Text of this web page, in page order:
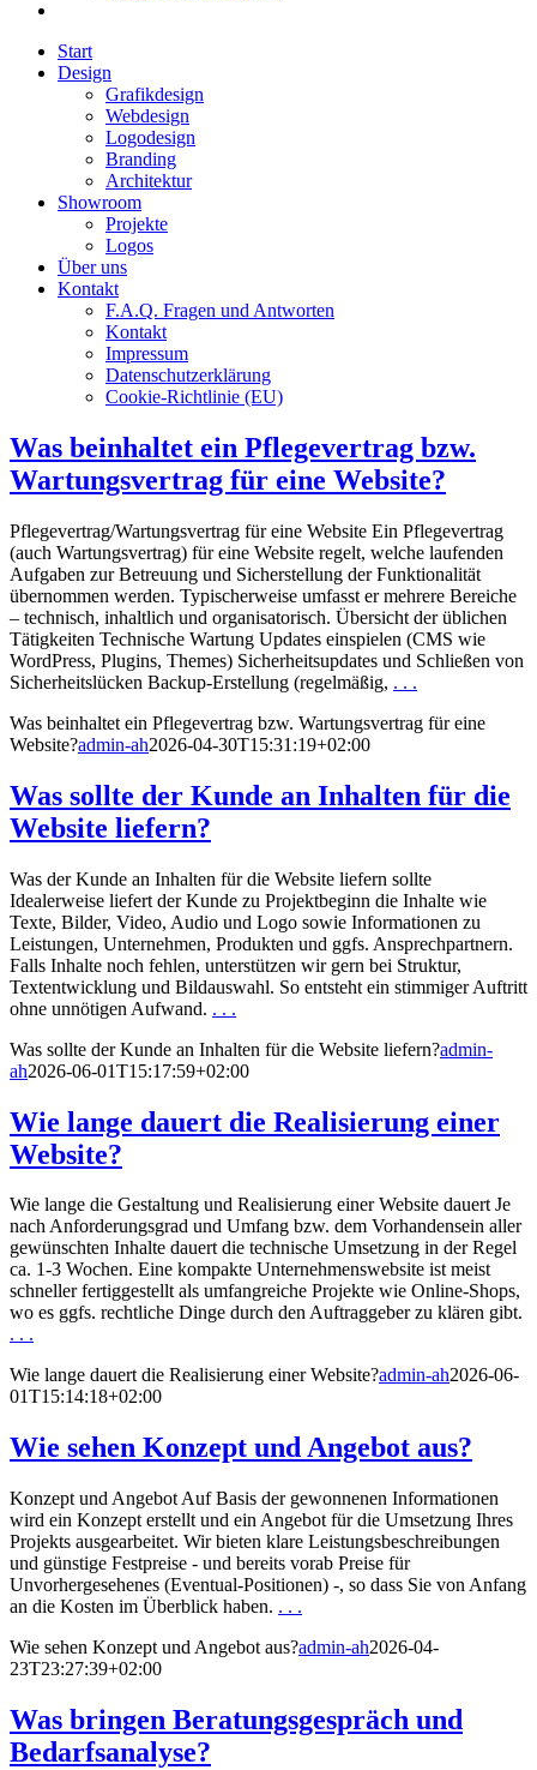
Start
Design
Grafikdesign
Webdesign
Logodesign
Branding
Architektur
Showroom
Projekte
Logos
Über uns
Kontakt
F.A.Q. Fragen und Antworten
Kontakt
Impressum
Datenschutzerklärung
Cookie-Richtlinie (EU)
Was beinhaltet ein Pflegevertrag bzw.
Wartungsvertrag für eine Website?
Pflegevertrag/Wartungsvertrag für eine Website Ein Pflegevertrag
(auch Wartungsvertrag) für eine Website regelt, welche laufenden
Aufgaben zur Betreuung und Sicherstellung der Funktionalität
übernommen werden. Typischerweise umfasst er mehrere Bereiche
– technisch, inhaltlich und organisatorisch. Übersicht der üblichen
Tätigkeiten Technische Wartung Updates einspielen (CMS wie
WordPress, Plugins, Themes) Sicherheitsupdates und Schließen von
Sicherheitslücken Backup-Erstellung (regelmäßig, . . .
Was beinhaltet ein Pflegevertrag bzw. Wartungsvertrag für eine
Website?admin-ah2026-04-30T15:31:19+02:00
Was sollte der Kunde an Inhalten für die
Website liefern?
Was der Kunde an Inhalten für die Website liefern sollte
Idealerweise liefert der Kunde zu Projektbeginn die Inhalte wie
Texte, Bilder, Video, Audio und Logo sowie Informationen zu
Leistungen, Unternehmen, Produkten und ggfs. Ansprechpartnern.
Falls Inhalte noch fehlen, unterstützen wir gern bei Struktur,
Textentwicklung und Bildauswahl. So entsteht ein stimmiger Auftritt
ohne unnötigen Aufwand. . . .
Was sollte der Kunde an Inhalten für die Website liefern?admin-
ah2026-06-01T15:17:59+02:00
Wie lange dauert die Realisierung einer
Website?
Wie lange die Gestaltung und Realisierung einer Website dauert Je
nach Anforderungsgrad und Umfang bzw. dem Vorhandensein aller
gewünschten Inhalte dauert die technische Umsetzung in der Regel
ca. 1-3 Wochen. Eine kompakte Unternehmenswebsite ist meist
schneller fertiggestellt als umfangreiche Projekte wie Online-Shops,
wo es ggfs. rechtliche Dinge durch den Auftraggeber zu klären gibt.
. . .
Wie lange dauert die Realisierung einer Website?admin-ah2026-06-
01T15:14:18+02:00
Wie sehen Konzept und Angebot aus?
Konzept und Angebot Auf Basis der gewonnenen Informationen
wird ein Konzept erstellt und ein Angebot für die Umsetzung Ihres
Projekts ausgearbeitet. Wir bieten klare Leistungsbeschreibungen
und günstige Festpreise - und bereits vorab Preise für
Unvorhergesehenes (Eventual-Positionen) -, so dass Sie von Anfang
an die Kosten im Überblick haben. . . .
Wie sehen Konzept und Angebot aus?admin-ah2026-04-
23T23:27:39+02:00
Was bringen Beratungsgespräch und
Bedarfsanalyse?